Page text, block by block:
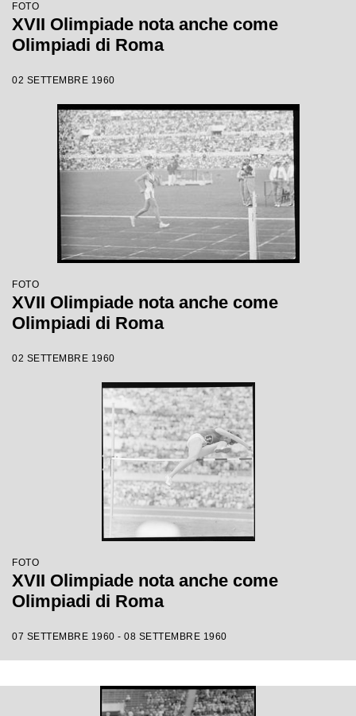
FOTO
XVII Olimpiade nota anche come
Olimpiadi di Roma
02 SETTEMBRE 1960
FOTO
XVII Olimpiade nota anche come
Olimpiadi di Roma
02 SETTEMBRE 1960
FOTO
XVII Olimpiade nota anche come
Olimpiadi di Roma
07 SETTEMBRE 1960 - 08 SETTEMBRE 1960